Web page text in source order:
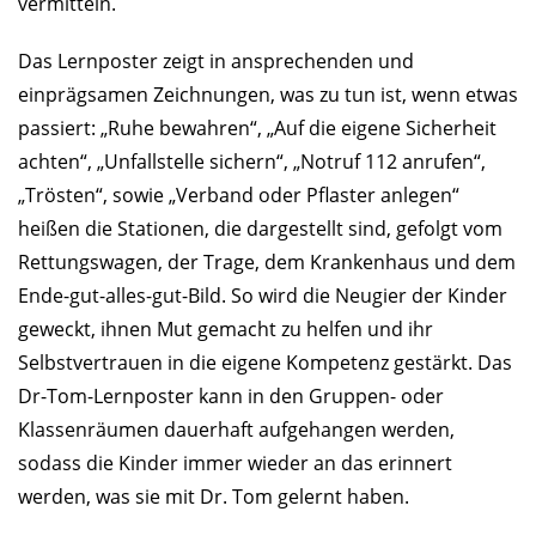
Das Lernposter zeigt in ansprechenden und
einprägsamen Zeichnungen, was zu tun ist, wenn etwas
passiert: „Ruhe bewahren“, „Auf die eigene Sicherheit
achten“, „Unfallstelle sichern“, „Notruf 112 anrufen“,
„Trösten“, sowie „Verband oder Pflaster anlegen“
heißen die Stationen, die dargestellt sind, gefolgt vom
Rettungswagen, der Trage, dem Krankenhaus und dem
Ende-gut-alles-gut-Bild. So wird die Neugier der Kinder
geweckt, ihnen Mut gemacht zu helfen und ihr
Selbstvertrauen in die eigene Kompetenz gestärkt. Das
Dr-Tom-Lernposter kann in den Gruppen- oder
Klassenräumen dauerhaft aufgehangen werden,
sodass die Kinder immer wieder an das erinnert
werden, was sie mit Dr. Tom gelernt haben.